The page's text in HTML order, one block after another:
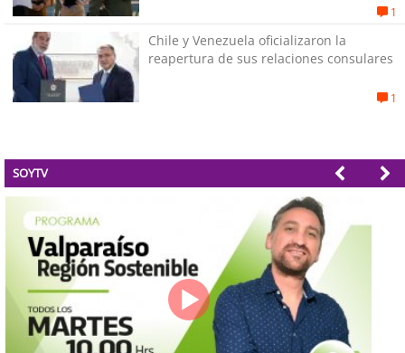
1
Chile y Venezuela oficializaron la
reapertura de sus relaciones consulares
1
SOYTV